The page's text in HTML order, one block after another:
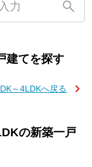
建てを探す
～4LDKへ戻る
の新築一戸